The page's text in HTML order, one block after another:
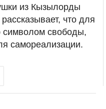
из Кызылорды
что для
символом свободы,
самореализации.